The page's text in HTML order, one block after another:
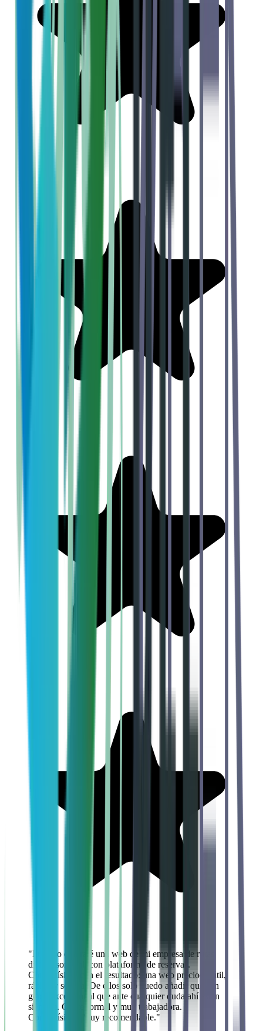
"Pues yo contraté una web de mi empresa de rutas
disfrutasortegal, con plataforma de reservas.
Contentísimo con el resultado: una web preciosa, útil,
rápida y segura. De ellos solo puedo añadir que son
gente excepcional que ante cualquier duda ahí están
siempre. Gente formal y muy trabajadora.
Contentísimo. Muy recomendable."